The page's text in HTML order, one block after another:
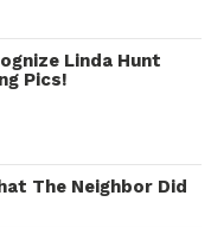
Linda Hunt
Pics!
The Neighbor Did